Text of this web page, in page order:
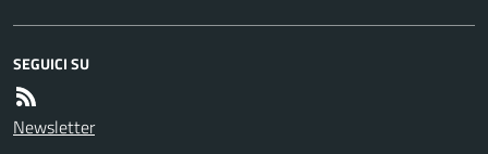
SEGUICI SU
Newsletter